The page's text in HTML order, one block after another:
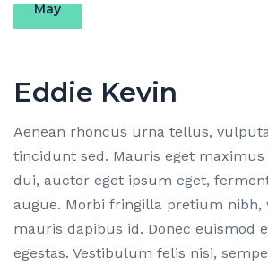
May
Eddie Kevin
Aenean rhoncus urna tellus,
tincidunt sed. Mauris eget maximus
dui, auctor eget ipsum eget,
augue. Morbi fringilla pretium nibh,
mauris dapibus id. Donec euismod
egestas. Vestibulum felis nisi,